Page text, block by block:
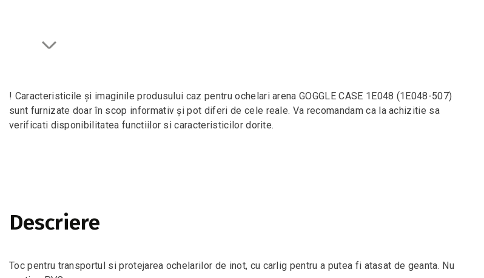
! Caracteristicile și imaginile produsului caz pentru ochelari arena GOGGLE CASE 1E048 (1E048-507)
sunt furnizate doar în scop informativ și pot diferi de cele reale. Va recomandam ca la achizitie sa
verificati disponibilitatea functiilor si caracteristicilor dorite.
Descriere
Toc pentru transportul si protejarea ochelarilor de inot, cu carlig pentru a putea fi atasat de geanta. Nu